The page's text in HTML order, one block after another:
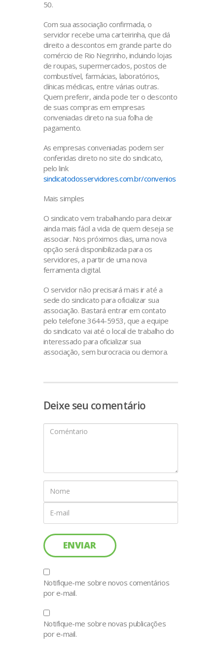
50.
Com sua associação confirmada, o
servidor recebe uma carteirinha, que dá
direito a descontos em grande parte do
comércio de Rio Negrinho, incluindo lojas
de roupas, supermercados, postos de
combustível, farmácias, laboratórios,
clínicas médicas, entre várias outras.
Quem preferir, ainda pode ter o desconto
de suas compras em empresas
conveniadas direto na sua folha de
pagamento.
As empresas conveniadas podem ser
conferidas direto no site do sindicato,
pelo link
sindicatodosservidores.com.br/convenios
Mais simples
O sindicato vem trabalhando para deixar
ainda mais fácil a vida de quem deseja se
associar. Nos próximos dias, uma nova
opção será disponibilizada para os
servidores, a partir de uma nova
ferramenta digital.
O servidor não precisará mais ir até a
sede do sindicato para oficializar sua
associação. Bastará entrar em contato
pelo telefone 3644-5953, que a equipe
do sindicato vai até o local de trabalho do
interessado para oficializar sua
associação, sem burocracia ou demora.
Deixe seu comentário
Notifique-me sobre novos comentários
por e-mail.
Notifique-me sobre novas publicações
por e-mail.